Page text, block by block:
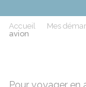
Accueil Mes
avion